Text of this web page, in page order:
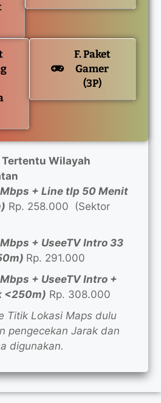
F. Paket
Gamer
(3P)
Wilayah
+ Line tlp 50 Menit
Rp. 258.000 (Sektor
+ UseeTV Intro 33
Rp. 291.000
+ UseeTV Intro +
<250m) Rp. 308.000
Titik Lokasi Maps dulu
pengecekan Jarak dan
digunakan.